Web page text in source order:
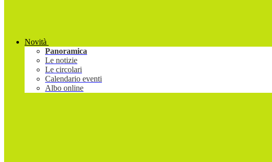
Novità
Panoramica
Le notizie
Le circolari
Calendario eventi
Albo online